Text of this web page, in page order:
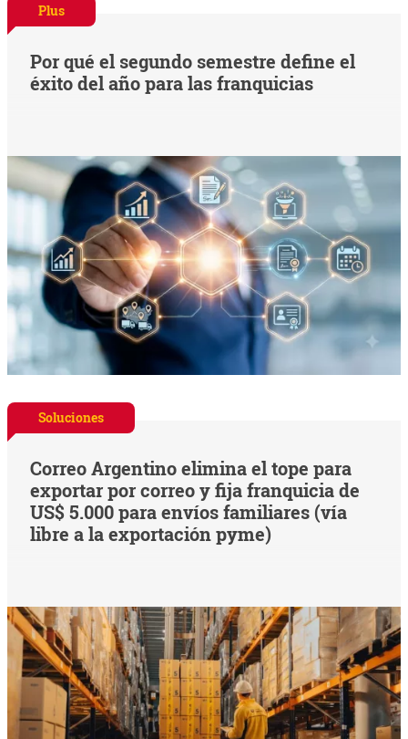
Plus
Por qué el segundo semestre define el
éxito del año para las franquicias
Soluciones
Correo Argentino elimina el tope para
exportar por correo y fija franquicia de
US$ 5.000 para envíos familiares (vía
libre a la exportación pyme)